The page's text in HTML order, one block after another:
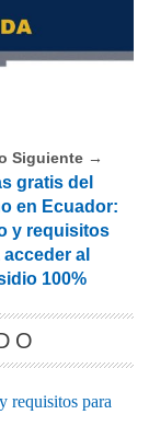
Siguiente →
gratis del
en Ecuador:
y requisitos
acceder al
100%
requisitos para